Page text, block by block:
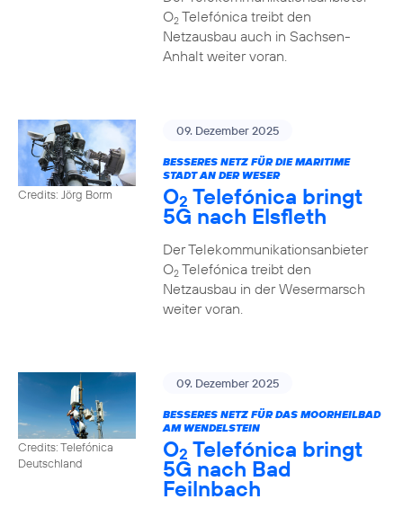
O2Telefónica treibt den
Netzausbau auch in Sachsen-
Anhalt weiter voran.
Credits: Jörg Borm
09. Dezember 2025
BESSERES NETZ FÜR DIE MARITIME
STADT AN DER WESER
O2 Telefónica bringt
5G nach Elsfleth
Der Telekommunikationsanbieter
O2Telefónica treibt den
Netzausbau in der Wesermarsch
weiter voran.
Credits: Telefónica
Deutschland
09. Dezember 2025
BESSERES NETZ FÜR DAS MOORHEILBAD
AM WENDELSTEIN
O2 Telefónica bringt
5G nach Bad
Feilnbach